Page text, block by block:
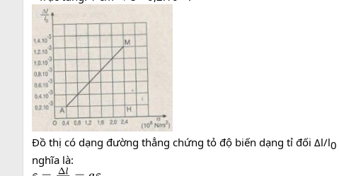
Đồ thị có dạng đường thẳng chứng tỏ độ biến dạng tỉ đối Δl/l0​
nghĩa là: